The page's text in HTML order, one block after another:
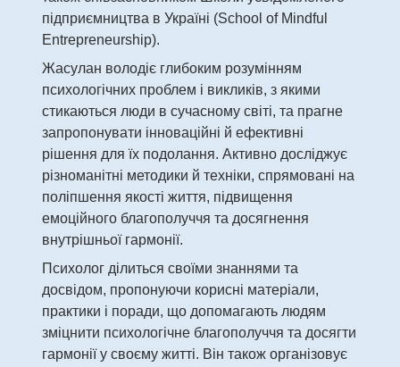
підприємництва в Україні (School of Mindful
Entrepreneurship).
Жасулан володіє глибоким розумінням
психологічних проблем і викликів, з якими
стикаються люди в сучасному світі, та прагне
запропонувати інноваційні й ефективні
рішення для їх подолання. Активно досліджує
різноманітні методики й техніки, спрямовані на
поліпшення якості життя, підвищення
емоційного благополуччя та досягнення
внутрішньої гармонії.
Психолог ділиться своїми знаннями та
досвідом, пропонуючи корисні матеріали,
практики і поради, що допомагають людям
зміцнити психологічне благополуччя та досягти
гармонії у своєму житті. Він також організовує